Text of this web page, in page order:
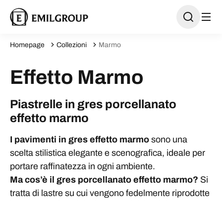
Homepage Collezioni Marmo
Effetto Marmo
Piastrelle in gres porcellanato
effetto marmo
I pavimenti in gres effetto marmo sono una
scelta stilistica elegante e scenografica, ideale per
portare raffinatezza in ogni ambiente.
Ma cos’è il gres porcellanato effetto marmo? Si
tratta di lastre su cui vengono fedelmente riprodotte